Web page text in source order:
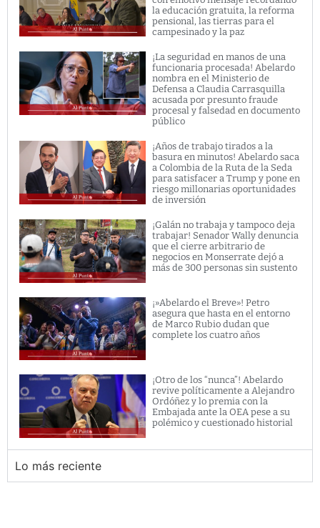
la educación gratuita, la reforma
pensional, las tierras para el
campesinado y la paz
¡La seguridad en manos de una
funcionaria procesada! Abelardo
nombra en el Ministerio de
Defensa a Claudia Carrasquilla
acusada por presunto fraude
procesal y falsedad en documento
público
¡Años de trabajo tirados a la
basura en minutos! Abelardo saca
a Colombia de la Ruta de la Seda
para satisfacer a Trump y pone en
riesgo millonarias oportunidades
de inversión
¡Galán no trabaja y tampoco deja
trabajar! Senador Wally denuncia
que el cierre arbitrario de
negocios en Monserrate dejó a
más de 300 personas sin sustento
¡»Abelardo el Breve»! Petro
asegura que hasta en el entorno
de Marco Rubio dudan que
complete los cuatro años
¡Otro de los “nunca”! Abelardo
revive políticamente a Alejandro
Ordóñez y lo premia con la
Embajada ante la OEA pese a su
polémico y cuestionado historial
Lo más reciente